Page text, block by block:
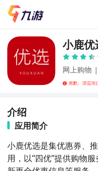
小鹿优
网上购物 |
介绍
应用简介
小鹿优选是集优惠券、
用，以“四优”提供购物